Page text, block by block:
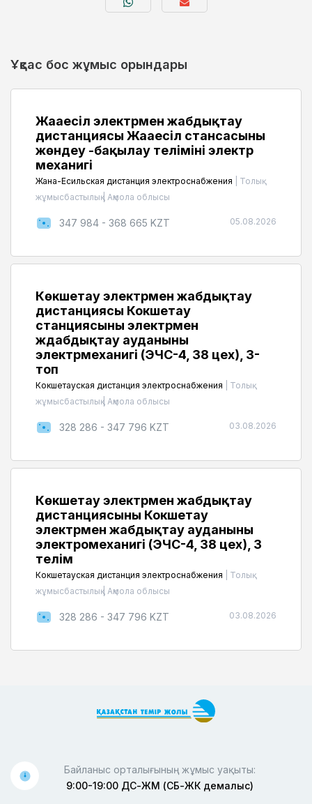
Ұқсас бос жұмыс орындары
Жаңаесіл электрмен жабдықтау
дистанциясы Жаңаесіл стансасының
жөндеу -бақылау телімінің электр
механигі
Жана-Есильская дистанция электроснабжения
Толық
жұмысбастылық | Ақмола облысы
347 984 - 368 665 KZT 05.08.2026
Көкшетау электрмен жабдықтау
дистанциясы Кокшетау
станциясының электрмен
ждабдықтау ауданының
электрмеханигі (ЭЧС-4, 38 цех), 3-
топ
Кокшетауская дистанция электроснабжения
Толық
жұмысбастылық | Ақмола облысы
328 286 - 347 796 KZT 03.08.2026
Көкшетау электрмен жабдықтау
дистанциясының Кокшетау
электрмен жабдықтау ауданының
электромеханигі (ЭЧС-4, 38 цех), 3
телім
Кокшетауская дистанция электроснабжения
Толық
жұмысбастылық | Ақмола облысы
328 286 - 347 796 KZT 03.08.2026
Байланыс орталығының жұмыс уақыты:
9:00-19:00 ДС-ЖМ (СБ-ЖК демалыс)